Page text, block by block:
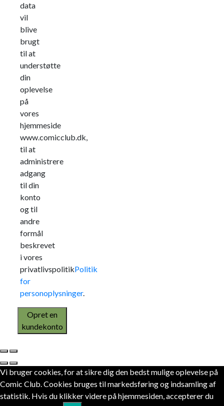
data
vil
blive
brugt
til at
understøtte
din
oplevelse
på
vores
hjemmeside
www.comicclub.dk,
til at
administrere
adgang
til din
konto
og til
andre
formål
beskrevet
i vores
privatlivspolitikPolitik
for
personoplysninger.
Opret en
kundekonto
Vi bruger cookies, for at sikre dig den bedst mulige oplevelse på
Comic Club. Cookies bruges til markedsføring og indsamling af
statistik. Hvis du klikker videre på hjemmesiden, accepterer du